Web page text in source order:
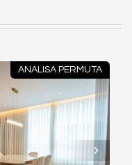
ANALISA PERMUTA